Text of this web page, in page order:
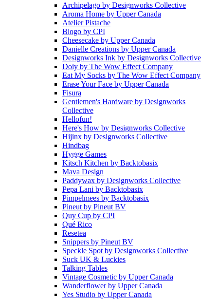
Archipelago by Designworks Collective
Aroma Home by Upper Canada
Atelier Pistache
Blogo by CPI
Cheesecake by Upper Canada
Danielle Creations by Upper Canada
Designworks Ink by Designworks Collective
Doiy by The Wow Effect Company
Eat My Socks by The Wow Effect Company
Erase Your Face by Upper Canada
Fisura
Gentlemen's Hardware by Designworks
Collective
Hellofun!
Here's How by Designworks Collective
Hijinx by Designworks Collective
Hindbag
Hygge Games
Kitsch Kitchen by Backtobasix
Mava Design
Paddywax by Designworks Collective
Pepa Lani by Backtobasix
Pimpelmees by Backtobasix
Pineut by Pineut BV
Quy Cup by CPI
Qué Rico
Resetea
Snippers by Pineut BV
Speckle Spot by Designworks Collective
Suck UK & Luckies
Talking Tables
Vintage Cosmetic by Upper Canada
Wanderflowerby Upper Canada
Yes Studio by Upper Canada